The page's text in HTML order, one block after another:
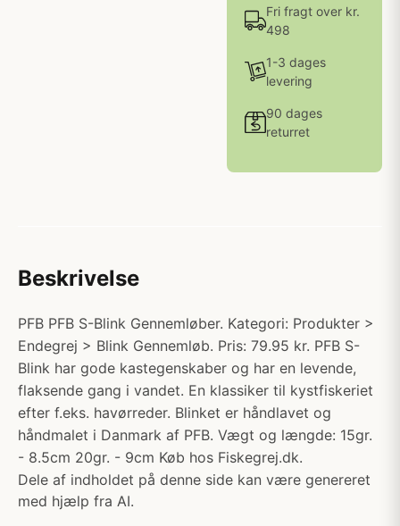
Fri fragt over kr.
498
1-3 dages
levering
90 dages
returret
Beskrivelse
PFB PFB S-Blink Gennemløber. Kategori: Produkter >
Endegrej > Blink Gennemløb. Pris: 79.95 kr. PFB S-
Blink har gode kastegenskaber og har en levende,
flaksende gang i vandet. En klassiker til kystfiskeriet
efter f.eks. havørreder. Blinket er håndlavet og
håndmalet i Danmark af PFB. Vægt og længde: 15gr.
- 8.5cm 20gr. - 9cm Køb hos Fiskegrej.dk.
Dele af indholdet på denne side kan være genereret
med hjælp fra AI.